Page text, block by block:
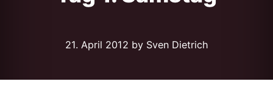
21. April 2012 by Sven Dietrich